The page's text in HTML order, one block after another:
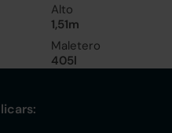
Alto
1,51m
Maletero
405l